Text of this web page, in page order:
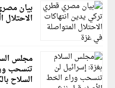
بيان
مجلس
تنسحب
السلاح